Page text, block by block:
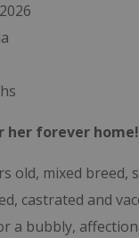
her forever
old, mixed
castrated and
a bubbly,